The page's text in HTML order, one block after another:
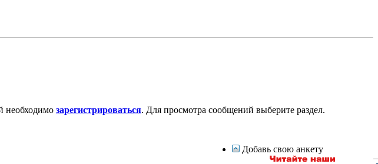
необходимо зарегистрироваться. Для просмотра сообщений выберите раздел.
Добавь свою анкету